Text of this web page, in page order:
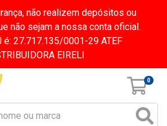
não realizem depósitos ou
não sejam a nossa conta oficial.
é: 27.717.135/0001-29 ATEF
EIRELI
0